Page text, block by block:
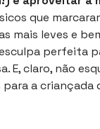
que
mais leves e
perfeita
E, claro, não
a criançada